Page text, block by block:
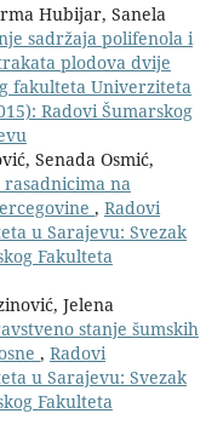
Hubijar, Sanela
sadržaja polifenola i
plodova dvije
fakulteta Univerziteta
Radovi Šumarskog
Senada Osmić,
na
, Radovi
u Sarajevu: Svezak
Fakulteta
Jelena
stanje šumskih
, Radovi
u Sarajevu: Svezak
Fakulteta